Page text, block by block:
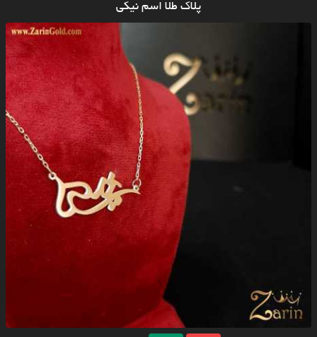
پلاک طلا اسم نیکی